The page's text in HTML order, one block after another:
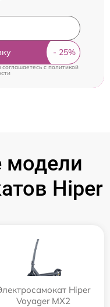
соглашаетесь cполитикой
модели
Hiper
Hiper
Voyager MX2